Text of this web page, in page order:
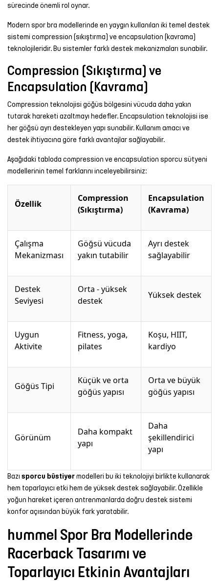
sürecinde önemli rol oynar.
Modern spor bra modellerinde en yaygın kullanılan iki temel destek
sistemi compression (sıkıştırma) ve encapsulation (kavrama)
teknolojileridir. Bu sistemler farklı destek mekanizmaları sunabilir.
Compression (Sıkıştırma) ve
Encapsulation (Kavrama)
Compression teknolojisi göğüs bölgesini vücuda daha yakın
tutarak hareketi azaltmayı hedefler. Encapsulation teknolojisi ise
her göğsü ayrı destekleyen yapı sunabilir. Kullanım amacı ve
destek ihtiyacına göre farklı avantajlar sağlayabilir.
Aşağıdaki tabloda compression ve encapsulation sporcu sütyeni
modellerinin temel farklarını inceleyebilirsiniz:
Özellik
Compression
(Sıkıştırma)
Encapsulation
(Kavrama)
Çalışma
Mekanizması
Göğsü vücuda
yakın tutabilir
Ayrı destek
sağlayabilir
Destek
Seviyesi
Orta - yüksek
destek
Yüksek destek
Uygun
Aktivite
Fitness, yoga,
pilates
Koşu, HIIT,
kardiyo
Göğüs Tipi
Küçük ve orta
göğüs yapısı
Orta ve büyük
göğüs yapısı
Görünüm
Daha kompakt
yapı
Daha
şekillendirici
yapı
Bazı sporcu büstiyermodelleri bu iki teknolojiyi birlikte kullanarak
hem toparlayıcı etki hem de yüksek destek sağlayabilir. Özellikle
yoğun hareket içeren antrenmanlarda doğru destek sistemi
konfor açısından büyük fark yaratabilir.
hummel Spor Bra Modellerinde
Racerback Tasarımı ve
Toparlayıcı Etkinin Avantajları